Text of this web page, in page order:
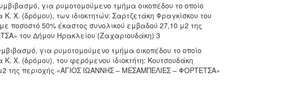
για ρυμοτομούμενο τμήμα οικοπέδου το οποίο
Χ. (δρόμου), των ιδιοκτητών: Σαρτζετάκη Φραγκίσκου του
ποσοστό 50% έκαστος συνολικού εμβαδού 27,10 μ2 της
του Δήμου Ηρακλείου (Ζαχαριουδάκη) 3
για ρυμοτομούμενο τμήμα οικοπέδου το οποίο
Χ. (δρόμου), του φερόμενου ιδιοκτήτη: Κουτσουδάκη
της περιοχής «ΑΓΙΟΣ ΙΩΑΝΝΗΣ – ΜΕΣΑΜΠΕΛΙΕΣ – ΦΟΡΤΕΤΣΑ»